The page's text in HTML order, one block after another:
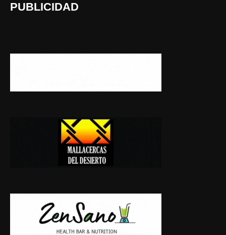
PUBLICIDAD